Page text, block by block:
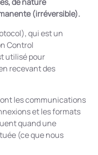
(irréversible).
qui est un
Control
utilisé pour
recevant des
les communications
et les formats
quand une
(ce que nous